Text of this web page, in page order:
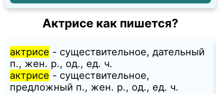
Актрисе как пишется?
актрисе - существительное, дательный
п., жен. p., од., ед. ч.
актрисе - существительное,
предложный п., жен. p., од., ед. ч.